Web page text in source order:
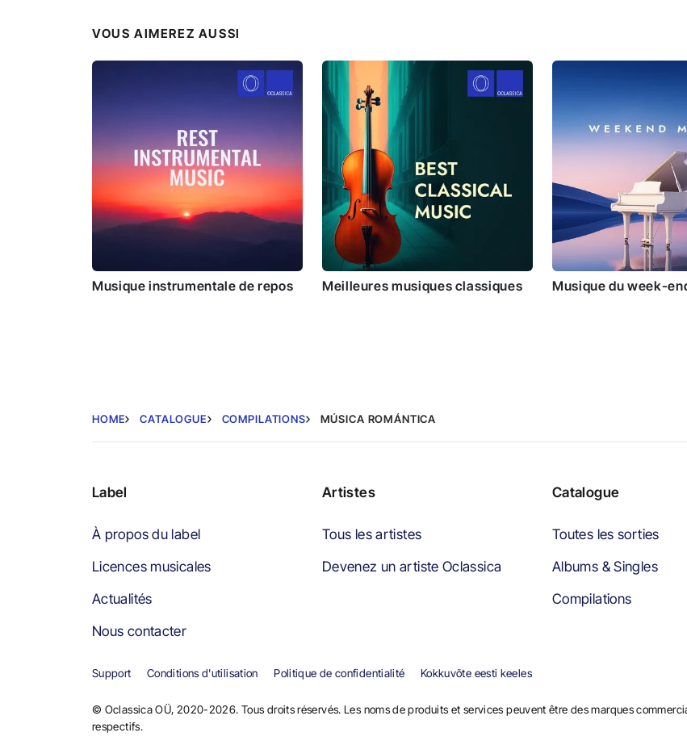
VOUS AIMEREZ AUSSI
Musique instrumentale de repos Meilleures musiques classiques Musique du week-
HOME CATALOGUE COMPILATIONS MÚSICA ROMÁNTICA
Label
À propos du label
Licences musicales
Actualités
Nous contacter
Artistes
Tous les artistes
Devenez un artiste Oclassica
Catalogue
Toutes les sorties
Albums & Singles
Compilations
Support Conditions d'utilisation Politique de confidentialité Kokkuvõte eesti keeles
© Oclassica OÜ, 2020-2026. Tous droits réservés. Les noms de produits et services peuvent être des marques
respectifs.